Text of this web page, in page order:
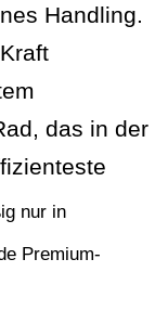
Handling.
das in der
nur in
Premium-